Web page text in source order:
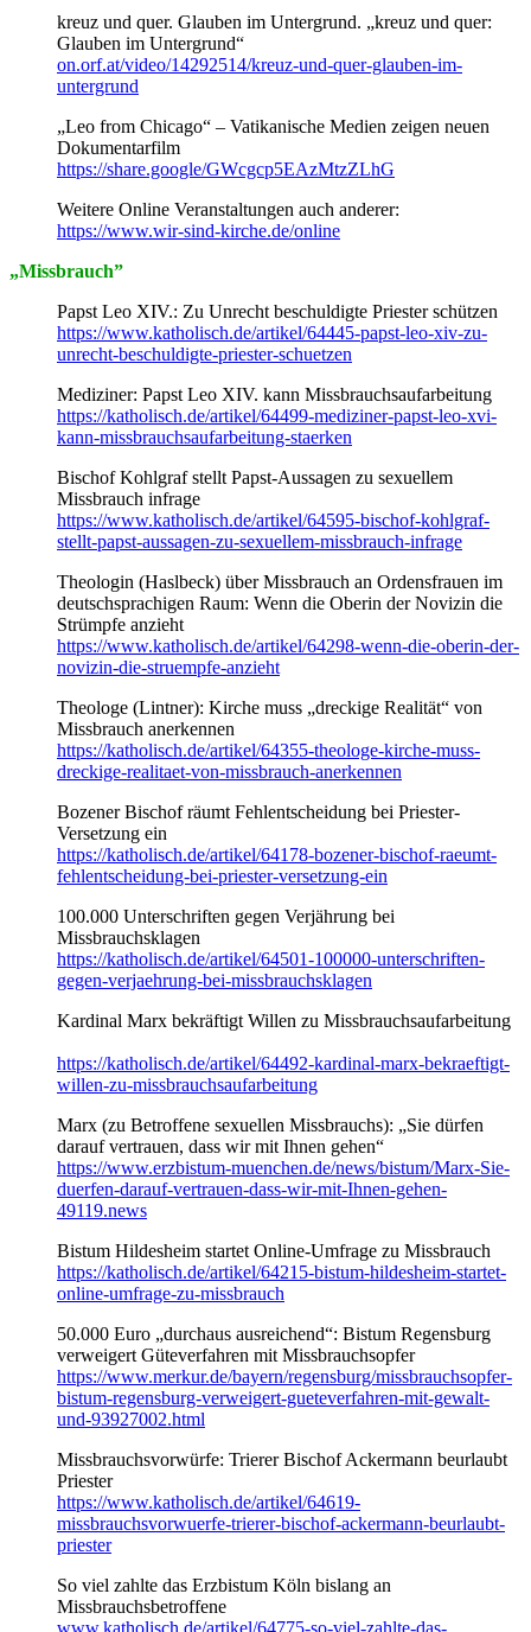
kreuz und quer. Glauben im Untergrund. „kreuz und quer:
Glauben im Untergrund“
on.orf.at/video/14292514/kreuz-und-quer-glauben-im-
untergrund
„Leo from Chicago“ – Vatikanische Medien zeigen neuen
Dokumentarfilm
https://share.google/GWcgcp5EAzMtzZLhG
Weitere Online Veranstaltungen auch anderer:
https://www.wir-sind-kirche.de/online
„Missbrauch”
Papst Leo XIV.: Zu Unrecht beschuldigte Priester schützen
https://www.katholisch.de/artikel/64445-papst-leo-xiv-zu-
unrecht-beschuldigte-priester-schuetzen
Mediziner: Papst Leo XIV. kann Missbrauchsaufarbeitung
https://katholisch.de/artikel/64499-mediziner-papst-leo-xvi-
kann-missbrauchsaufarbeitung-staerken
Bischof Kohlgraf stellt Papst-Aussagen zu sexuellem
Missbrauch infrage
https://www.katholisch.de/artikel/64595-bischof-kohlgraf-
stellt-papst-aussagen-zu-sexuellem-missbrauch-infrage
Theologin (Haslbeck) über Missbrauch an Ordensfrauen im
deutschsprachigen Raum: Wenn die Oberin der Novizin die
Strümpfe anzieht
https://www.katholisch.de/artikel/64298-wenn-die-oberin-der-
novizin-die-struempfe-anzieht
Theologe (Lintner): Kirche muss „dreckige Realität“ von
Missbrauch anerkennen
https://katholisch.de/artikel/64355-theologe-kirche-muss-
dreckige-realitaet-von-missbrauch-anerkennen
Bozener Bischof räumt Fehlentscheidung bei Priester-
Versetzung ein
https://katholisch.de/artikel/64178-bozener-bischof-raeumt-
fehlentscheidung-bei-priester-versetzung-ein
100.000 Unterschriften gegen Verjährung bei
Missbrauchsklagen
https://katholisch.de/artikel/64501-100000-unterschriften-
gegen-verjaehrung-bei-missbrauchsklagen
Kardinal Marx bekräftigt Willen zu Missbrauchsaufarbeitung
https://katholisch.de/artikel/64492-kardinal-marx-bekraeftigt-
willen-zu-missbrauchsaufarbeitung
Marx (zu Betroffene sexuellen Missbrauchs): „Sie dürfen
darauf vertrauen, dass wir mit Ihnen gehen“
https://www.erzbistum-muenchen.de/news/bistum/Marx-Sie-
duerfen-darauf-vertrauen-dass-wir-mit-Ihnen-gehen-
49119.news
Bistum Hildesheim startet Online-Umfrage zu Missbrauch
https://katholisch.de/artikel/64215-bistum-hildesheim-startet-
online-umfrage-zu-missbrauch
50.000 Euro „durchaus ausreichend“: Bistum Regensburg
verweigert Güteverfahren mit Missbrauchsopfer
https://www.merkur.de/bayern/regensburg/missbrauchsopfer-
bistum-regensburg-verweigert-gueteverfahren-mit-gewalt-
und-93927002.html
Missbrauchsvorwürfe: Trierer Bischof Ackermann beurlaubt
Priester
https://www.katholisch.de/artikel/64619-
missbrauchsvorwuerfe-trierer-bischof-ackermann-beurlaubt-
priester
So viel zahlte das Erzbistum Köln bislang an
Missbrauchsbetroffene
www.katholisch.de/artikel/64775-so-viel-zahlte-das-